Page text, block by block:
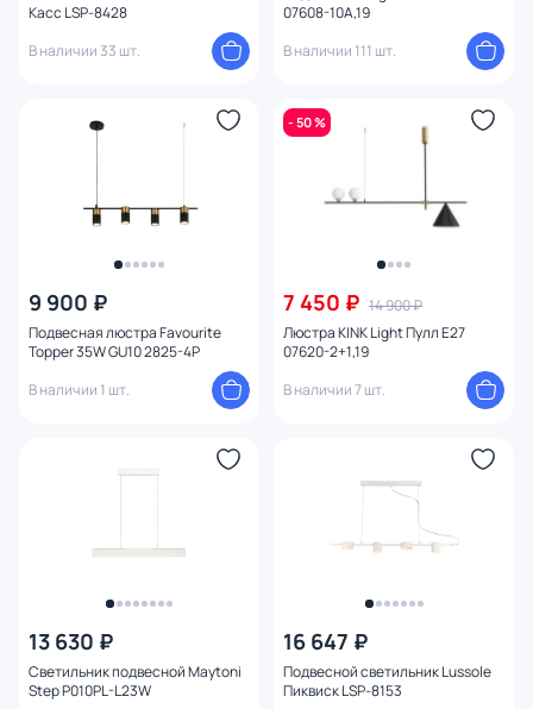
Касс LSP-8428
В наличии 33 шт.
07608-10A,19
В наличии 111 шт.
9 900 ₽
Подвесная люстра Favourite
Topper 35W GU10 2825-4P
В наличии 1 шт.
- 50 %
7 450 ₽ 14 900 ₽
Люстра KINK Light Пулл E27
07620-2+1,19
В наличии 7 шт.
13 630 ₽
Светильник подвесной Maytoni
Step P010PL-L23W
16 647 ₽
Подвесной светильник Lussole
Пиквиск LSP-8153